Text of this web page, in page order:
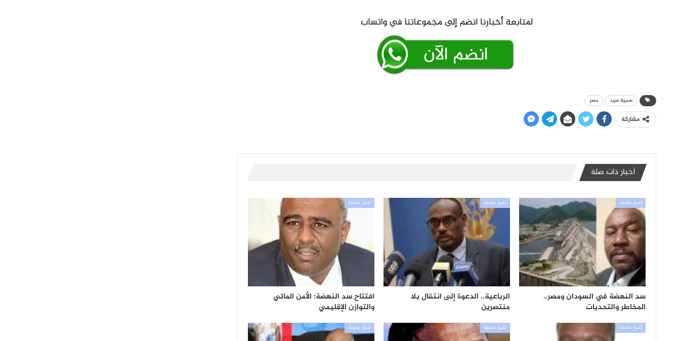
سمية سيد مصر
مشاركة
أخبار ذات صلة
أخبار عاجلة
سد النهضة في السودان ومصر..
المخاطر والتحديات
أخبار عاجلة
الرباعية.. الدعوة إلى انتقال بلا
منتصرين
أخبار عاجلة
افتتاح سد النهضة: الأمن المائي
والتوازن الإقليمي
أخبار عاجلة أخبار عاجلة أخبار عاجلة